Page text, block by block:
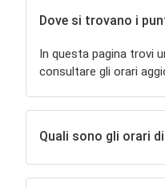
Dove si trovano i
In questa pagina trovi
consultare gli orari
Quali sono gli orari